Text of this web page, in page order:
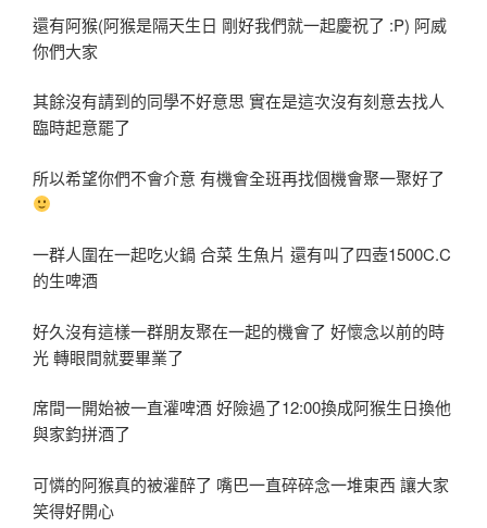
還有阿猴(阿猴是隔天生日 剛好我們就一起慶祝了 :P) 阿威
你們大家
其餘沒有請到的同學不好意思 實在是這次沒有刻意去找人
臨時起意罷了
所以希望你們不會介意 有機會全班再找個機會聚一聚好了
一群人圍在一起吃火鍋 合菜 生魚片 還有叫了四壺1500C.C
的生啤酒
好久沒有這樣一群朋友聚在一起的機會了 好懷念以前的時
光 轉眼間就要畢業了
席間一開始被一直灌啤酒 好險過了12:00換成阿猴生日換他
與家鈞拼酒了
可憐的阿猴真的被灌醉了 嘴巴一直碎碎念一堆東西 讓大家
笑得好開心